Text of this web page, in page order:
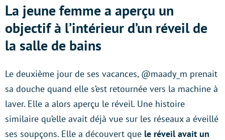
La jeune femme a aperçu un
objectif à l’intérieur d’un réveil de
la salle de bains
Le deuxième jour de ses vacances, @maady_m prenait
sa douche quand elle s’est retournée vers la machine à
laver. Elle a alors aperçu le réveil. Une histoire
similaire qu’elle avait déjà vue sur les réseaux a éveillé
ses soupçons. Elle a découvert que le réveil avait un